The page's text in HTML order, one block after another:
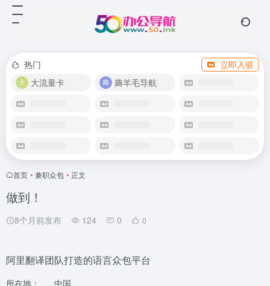
热门
立即入驻
大流量卡
薅羊毛导航
首页 • 兼职众包 • 正文
做到！
8个月前发布 124 0 0
阿里翻译团队打造的语言众包平台
所在地：
中国